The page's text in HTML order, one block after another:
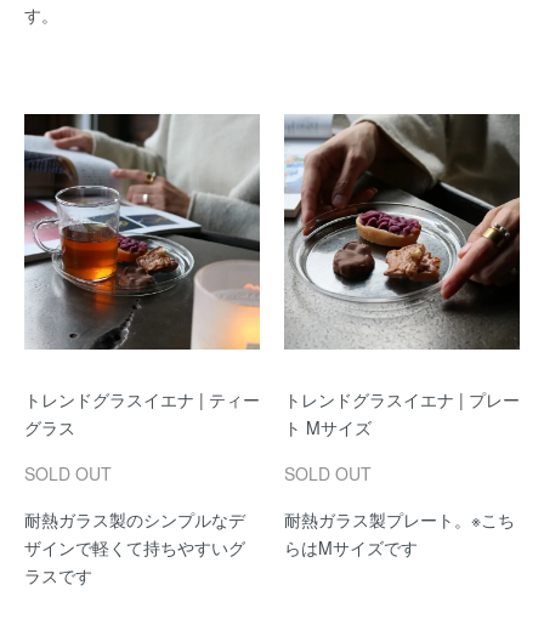
す。
トレンドグラスイエナ | ティー
グラス
SOLD OUT
耐熱ガラス製のシンプルなデ
ザインで軽くて持ちやすいグ
ラスです
トレンドグラスイエナ | プレー
ト Mサイズ
SOLD OUT
耐熱ガラス製プレート。※こち
らはMサイズです